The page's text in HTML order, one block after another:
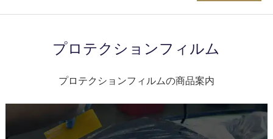
プロテクションフィルム
プロテクションフィルムの商品案内